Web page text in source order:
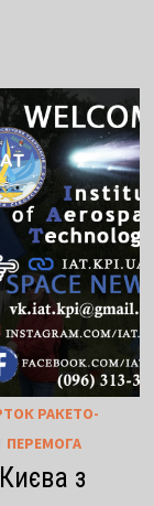
РАКЕТО-
ПЕРЕМОГА
з